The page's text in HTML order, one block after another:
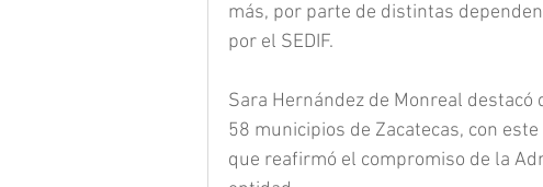
más, por parte de distintas
por el SEDIF.
Sara Hernández de Monreal
58 municipios de Zacatecas, con
que reafirmó el compromiso de la